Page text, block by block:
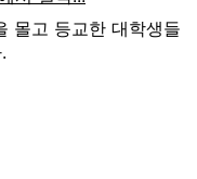
몰고 등교한 대학생들